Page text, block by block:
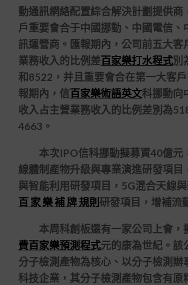
動通訊網絡配置綜合解決計劃提供商
戶重要會合于中國挪動、中國電信、
訊運營商。匯報期內，公司前五大客
業務收入的比例差百家樂打水程式別
和8522，并且重要會合在第一大客
報期內，信百家樂術語英文科挪動向
收入占主營業務收入的比例差別為
4663。
本次IPO信科挪動擬募資40億元
線體制產物升級與專業演進研發項目
與智能利用研發項目，5G混合天線
百 家 樂 補 牌 規則 研發項目，增補流
本周科創板還有一家公司上會，
費百家樂預測程式元的康為世紀。該
分子檢測產物為核心、以分子檢測辦
科技企業，其分子檢測產物包含有原